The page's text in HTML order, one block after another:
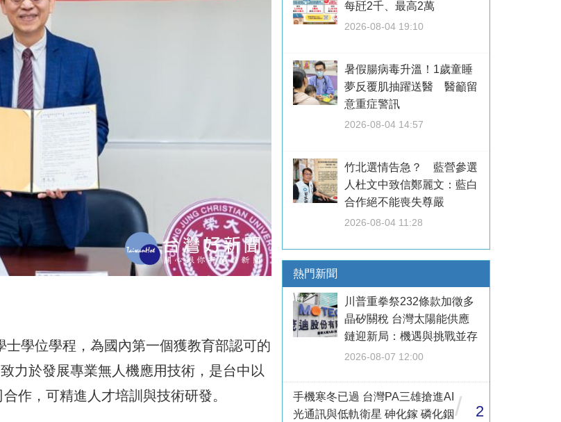
學位學程，為國內第一個獲教育部認可的
力於發展專業無人機應用技術，是台中以
作，可精進人才培訓與技術研發。
每瓩2千、最高2萬
2026-08-04 19:10
暑假腸病毒升溫！1歲童睡
夢反覆肌抽躍送醫 醫籲留
意重症警訊
2026-08-04 14:57
竹北選情告急？ 藍營參選
人杜文中致信鄭麗文：藍白
合作絕不能喪失尊嚴
2026-08-04 11:28
熱門新聞
川普重拳祭232條款加徵多
晶矽關稅 台灣太陽能供應
鏈迎新局：機遇與挑戰並存
2026-08-07 12:00
手機寒冬已過 台灣PA三雄搶進AI
光通訊與低軌衛星 砷化鎵 磷化銦 / 2